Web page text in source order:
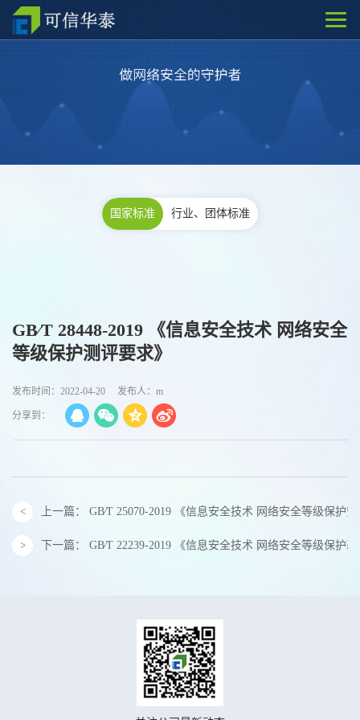
国家标准 行业、团体标准
GB∕T 28448-2019 《信息安全技术 网络安全
等级保护测评要求》
发布时间：2022-04-20 发布人：m
分享到：
上一篇： GB∕T 25070-2019 《信息安全技术 网络安全等级保护
下一篇： GB∕T 22239-2019 《信息安全技术 网络安全等级保护